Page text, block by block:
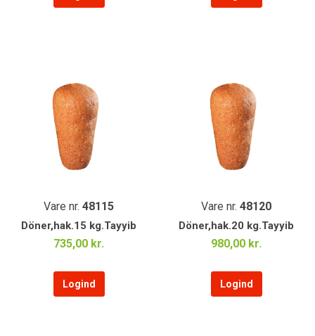
Vare nr. 48115
Döner,hak.15 kg.Tayyib
735,00 kr.
Logind
Vare nr. 48120
Döner,hak.20 kg.Tayyib
980,00 kr.
Logind